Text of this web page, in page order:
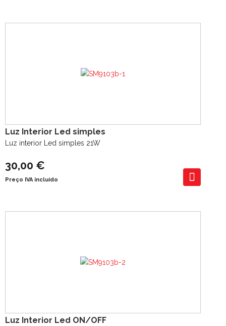
Luz Interior Led simples
Luz interior Led simples 21W
30,00 €
Preço IVA incluído
Luz Interior Led ON/OFF